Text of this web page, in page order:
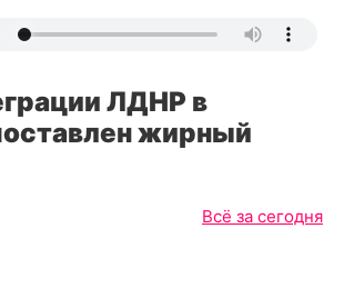
ЛДНР в
жирный
Всё за сегодня